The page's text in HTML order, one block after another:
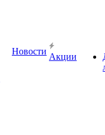
Новости
Акции